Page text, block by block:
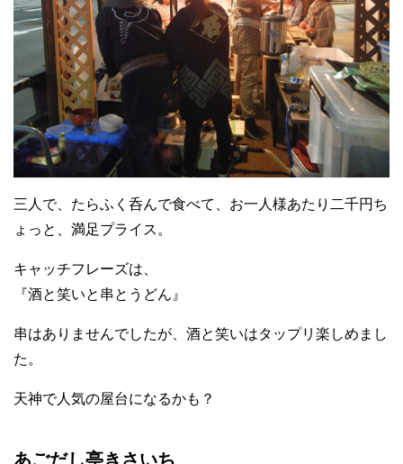
三人で、たらふく呑んで食べて、お一人様あたり二千円ち
ょっと、満足プライス。
キャッチフレーズは、
『酒と笑いと串とうどん』
串はありませんでしたが、酒と笑いはタップリ楽しめまし
た。
天神で人気の屋台になるかも？
あごだし亭きさいち